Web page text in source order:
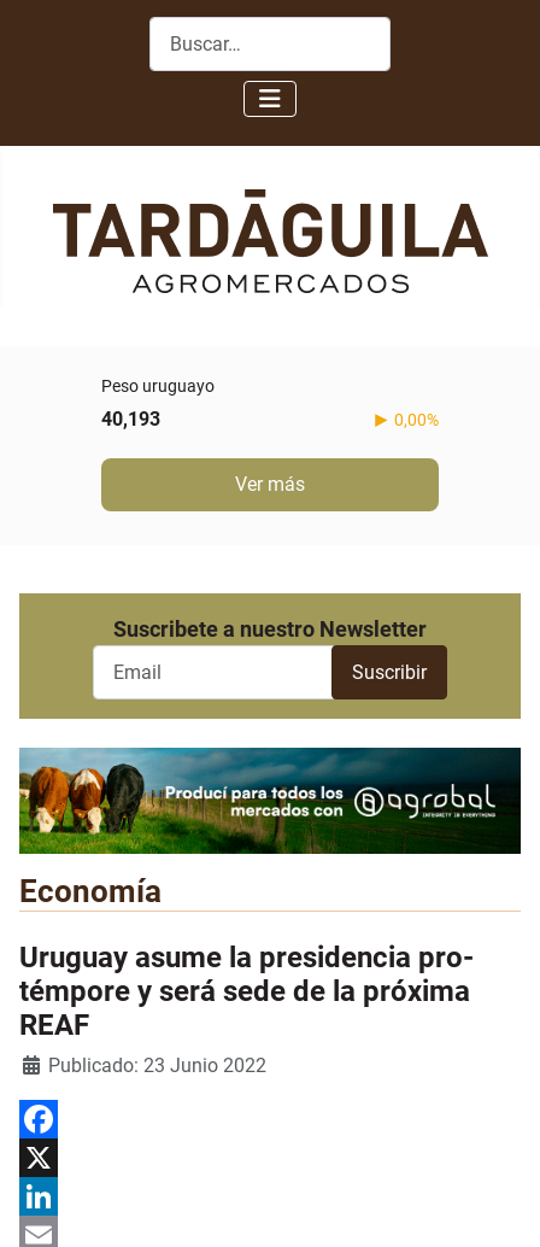
Buscar
Peso uruguayo
40,193 0,00%
Ver más
Suscribete a nuestro Newsletter
Economía
Uruguay asume la presidencia pro-
témpore y será sede de la próxima
REAF
DetallesPublicado: 23 Junio 2022
Facebook
X
LinkedIn